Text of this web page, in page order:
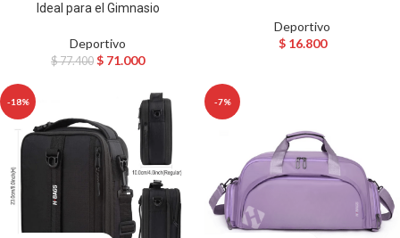
Ideal para el Gimnasio
Deportivo
$77.400 $ 71.000
Deportivo
$16.800
-18% -7%